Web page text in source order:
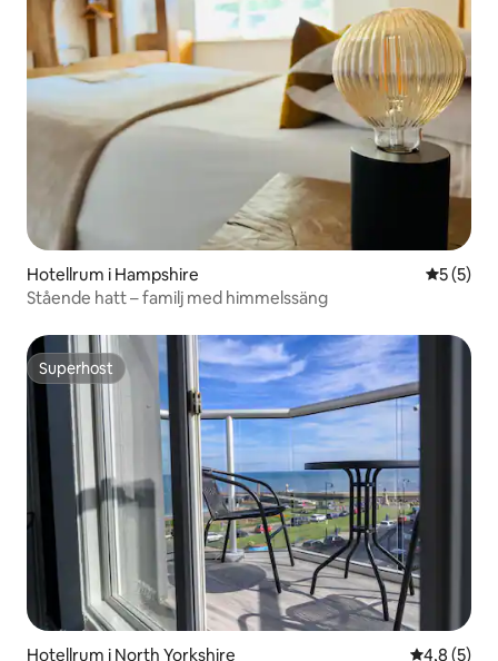
Hotellrum i Hampshire 5 av 5 i
5 (5)
Stående hatt – familj med himmelssäng
Superhost
Superhost
Hotellrum i North Yorkshire 4,8 av 5 i
4,8 (5)